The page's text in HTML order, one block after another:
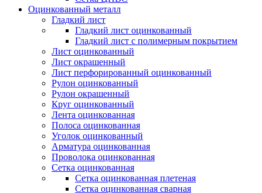
Оцинкованный металл
Гладкий лист
Гладкий лист оцинкованный
Гладкий лист с полимерным покрытием
Лист оцинкованный
Лист окрашенный
Лист перфорированный оцинкованный
Рулон оцинкованный
Рулон окрашенный
Круг оцинкованный
Лента оцинкованная
Полоса оцинкованная
Уголок оцинкованный
Арматура оцинкованная
Проволока оцинкованная
Сетка оцинкованная
Сетка оцинкованная плетеная
Сетка оцинкованная сварная